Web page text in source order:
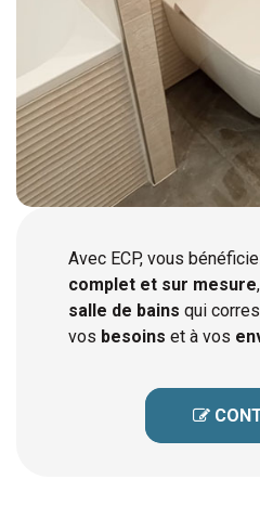
Avec ECP, vous
complet et sur mesure
salle de bains qui
vos besoins et à vos
